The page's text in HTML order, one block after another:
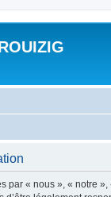
« nous », « notre